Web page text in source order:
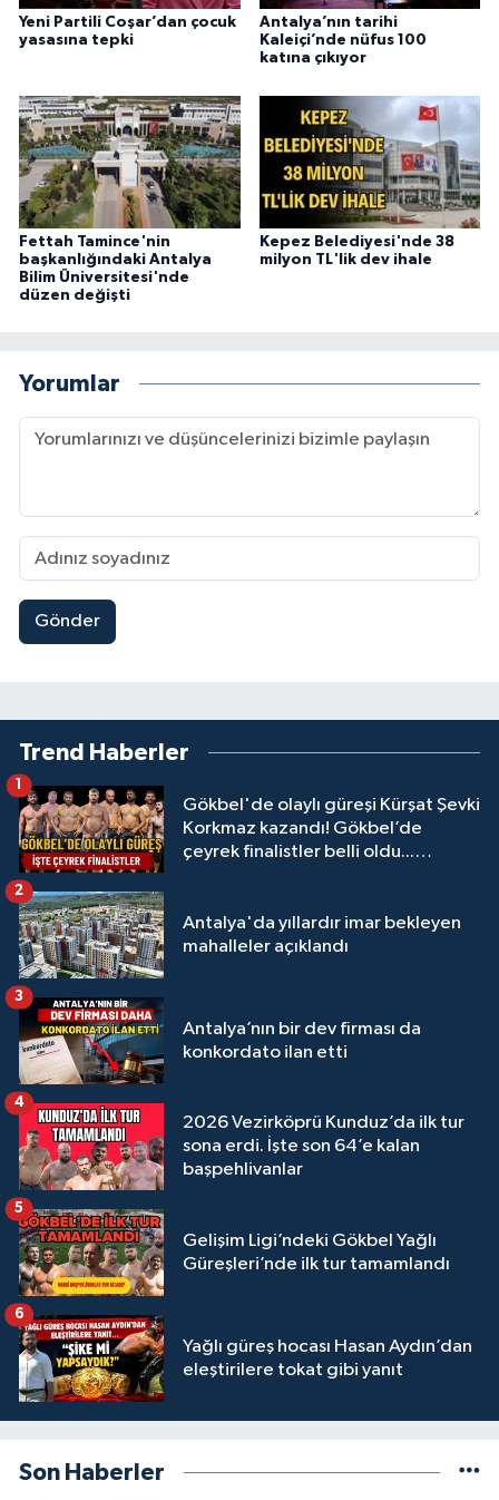
Yeni Partili Coşar’dan çocuk
yasasına tepki
Antalya’nın tarihi
Kaleiçi’nde nüfus 100
katına çıkıyor
Fettah Tamince'nin
başkanlığındaki Antalya
Bilim Üniversitesi'nde
düzen değişti
Kepez Belediyesi'nde 38
milyon TL'lik dev ihale
Yorumlar
Gönder
Trend Haberler
Gökbel'de olaylı güreşi Kürşat Şevki
Korkmaz kazandı! Gökbel’de
çeyrek finalistler belli oldu...
1
Antalya'da yıllardır imar bekleyen
mahalleler açıklandı
2
Antalya’nın bir dev firması da
konkordato ilan etti
3
2026 Vezirköprü Kunduz’da ilk tur
sona erdi. İşte son 64’e kalan
başpehlivanlar
4
Gelişim Ligi’ndeki Gökbel Yağlı
Güreşleri’nde ilk tur tamamlandı
5
Yağlı güreş hocası Hasan Aydın’dan
eleştirilere tokat gibi yanıt
6
Son Haberler